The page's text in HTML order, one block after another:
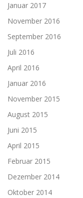
Januar 2017
November 2016
September 2016
Juli 2016
April 2016
Januar 2016
November 2015
August 2015
Juni 2015
April 2015
Februar 2015
Dezember 2014
Oktober 2014